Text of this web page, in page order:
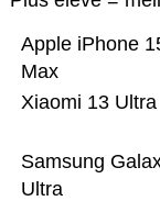
Samsung
Ultra
Xiaomi 13 Ultra
Apple iPhone
Max